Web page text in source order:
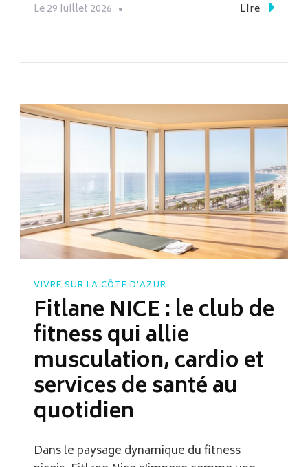
Le29 Juillet 2026 Lire
VIVRE SUR LA CÔTE D'AZUR
Fitlane NICE : le club de
fitness qui allie
musculation, cardio et
services de santé au
quotidien
Dans le paysage dynamique du fitness